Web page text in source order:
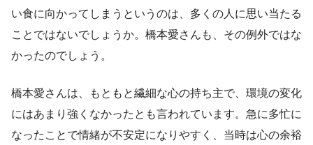
い食に向かってしまうというのは、多くの人に思い当たる
ことではないでしょうか。橋本愛さんも、その例外ではな
かったのでしょう。
橋本愛さんは、もともと繊細な心の持ち主で、環境の変化
にはあまり強くなかったとも言われています。急に多忙に
なったことで情緒が不安定になりやすく、当時は心の余裕